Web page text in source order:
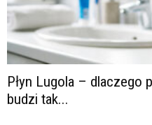
Płyn Lugola – dlaczego
budzi tak...